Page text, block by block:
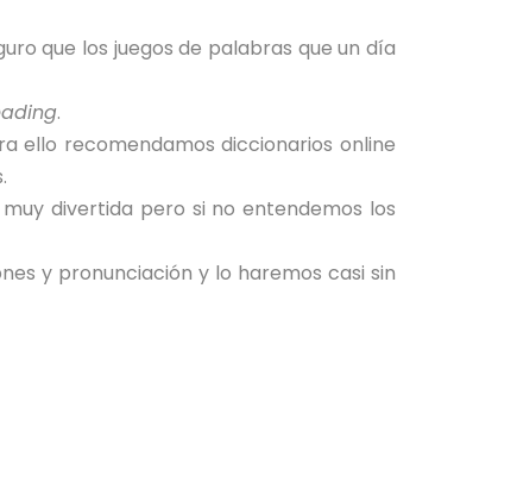
que los juegos de palabras que un día
.
ello recomendamos diccionarios online
divertida pero si no entendemos los
y pronunciación y lo haremos casi sin